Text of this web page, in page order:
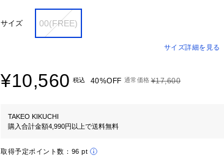
サイズ 00(FREE)
サイズ詳細を見る
¥10,560 税込 40%OFF 通常価格 ¥17,600
TAKEO KIKUCHI
購入合計金額4,990円以上で送料無料
取得予定ポイント数： 96 pt